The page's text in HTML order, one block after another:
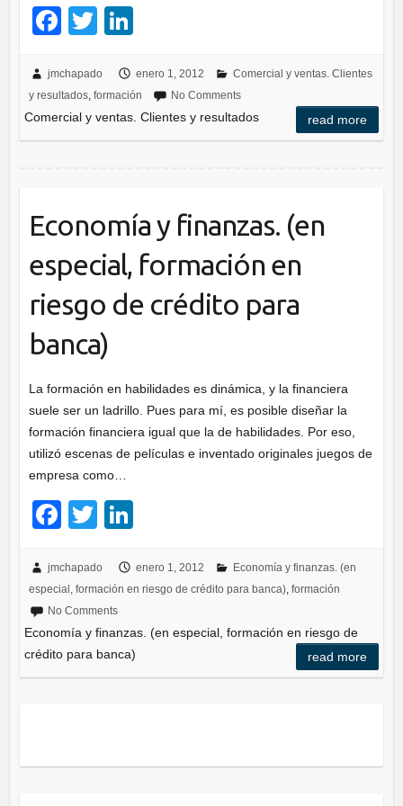
F
c
e
b
k
T
tt
er
Li
k
e
dI
jmchapado enero 1, 2012
Comercial y ventas. Clientes
y resultados, formación No Comments
Comercial y ventas. Clientes y resultados read more
Economía y finanzas. (en
especial, formación en
riesgo de crédito para
banca)
La formación en habilidades es dinámica, y la financiera
suele ser un ladrillo. Pues para mí, es posible diseñar la
formación financiera igual que la de habilidades. Por eso,
utilizó escenas de películas e inventado originales juegos de
empresa como…
F
c
e
b
o
o
T
tt
er
k
e
dI
n
jmchapado enero 1, 2012
Economía y finanzas. (en
especial, formación en riesgo de crédito para banca), formación
No Comments
Economía y finanzas. (en especial, formación en riesgo de
crédito para banca)
read more